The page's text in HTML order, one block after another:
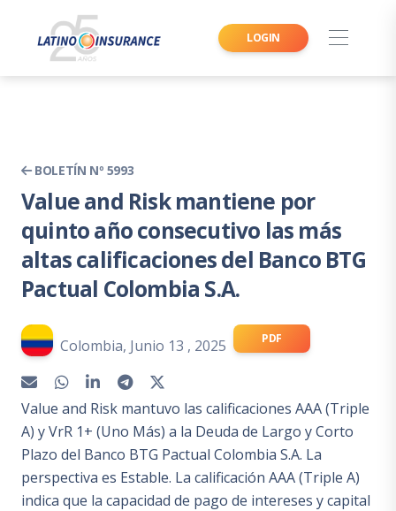
LOGIN
BOLETÍN Nº 5993
Value and Risk mantiene por
quinto año consecutivo las más
altas calificaciones del Banco BTG
Pactual Colombia S.A.
Colombia, Junio 13 , 2025 PDF
Value and Risk mantuvo las calificaciones AAA (Triple
A) y VrR 1+ (Uno Más) a la Deuda de Largo y Corto
Plazo del Banco BTG Pactual Colombia S.A. La
perspectiva es Estable. La calificación AAA (Triple A)
indica que la capacidad de pago de intereses y capital